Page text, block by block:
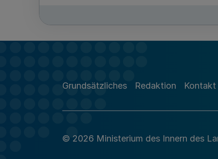
Grundsätzliches Redaktion Kontakt
© 2026 Ministerium des Innern des